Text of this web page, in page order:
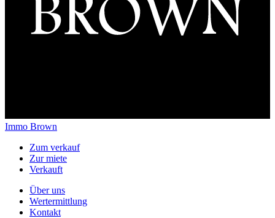
Immo Brown
Zum verkauf
Zur miete
Verkauft
Über uns
Wertermittlung
Kontakt